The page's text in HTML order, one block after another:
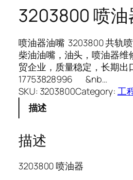
3203800 喷油
喷油器油嘴 3203800 共轨喷
柴油油嘴，油头，喷油器维
贸企业，质量稳定，长期出
17753828996 &nb…
SKU: 3203800Category:工
描述
描述
3203800 喷油器